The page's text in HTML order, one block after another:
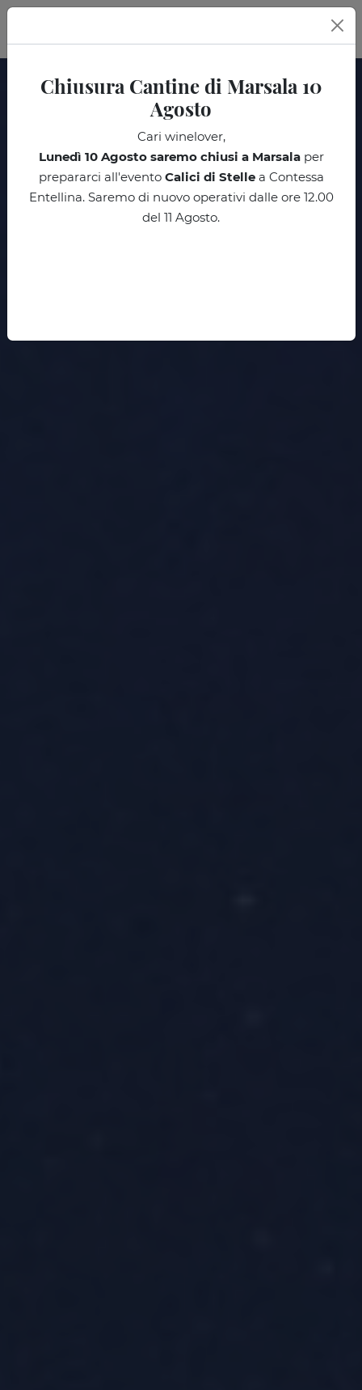
IT
Chiusura Cantine di Marsala 10
Agosto
Cari winelover,
Lunedì 10 Agosto saremo chiusi a Marsalaper
prepararci all'evento Calici di Stelle a Contessa
Entellina. Saremo di nuovo operativi dalle ore 12.00
del 11 Agosto.